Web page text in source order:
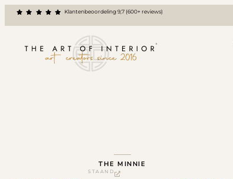
Klantenbeoordeling 9,7 (600+ reviews)
THE MINNIE
STAAND